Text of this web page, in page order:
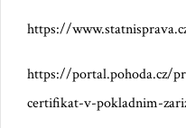
https://
https://portal.pohoda.cz/
certifikat-v-pokladnim-